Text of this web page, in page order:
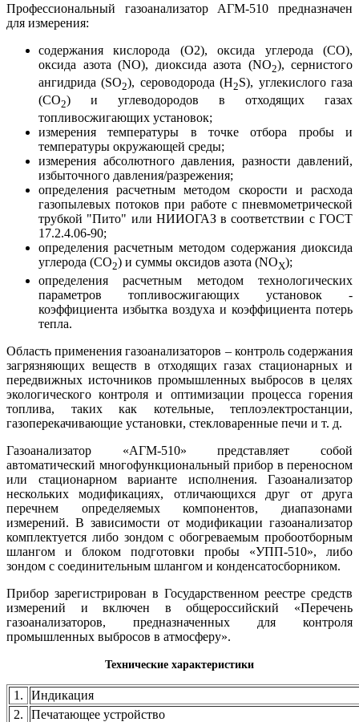
Профессиональный газоанализатор АГМ-510 предназначен
для измерения:
содержания кислорода (О2), оксида углерода (СО),
оксида азота (NO), диоксида азота (NO2), сернистого
ангидрида (SO2), сероводорода (Н2S), углекислого газа
(CO2) и углеводородов в отходящих газах
топливосжигающих установок;
измерения температуры в точке отбора пробы и
температуры окружающей среды;
измерения абсолютного давления, разности давлений,
избыточного давления/разрежения;
определения расчетным методом скорости и расхода
газопылевых потоков при работе с пневмометрической
трубкой "Пито" или НИИОГАЗ в соответствии с ГОСТ
17.2.4.06-90;
определения расчетным методом содержания диоксида
углерода (СО2) и суммы оксидов азота (NOX);
определения расчетным методом технологических
параметров топливосжигающих установок -
коэффициента избытка воздуха и коэффициента потерь
тепла.
Область применения газоанализаторов – контроль содержания
загрязняющих веществ в отходящих газах стационарных и
передвижных источников промышленных выбросов в целях
экологического контроля и оптимизации процесса горения
топлива, таких как котельные, теплоэлектростанции,
газоперекачивающие установки, стекловаренные печи и т. д.
Газоанализатор «АГМ-510» представляет собой
автоматический многофункциональный прибор в переносном
или стационарном варианте исполнения. Газоанализатор
нескольких модификациях, отличающихся друг от друга
перечнем определяемых компонентов, диапазонами
измерений. В зависимости от модификации газоанализатор
комплектуется либо зондом с обогреваемым пробоотборным
шлангом и блоком подготовки пробы «УПП-510», либо
зондом с соединительным шлангом и конденсатосборником.
Прибор зарегистрирован в Государственном реестре средств
измерений и включен в общероссийский «Перечень
газоанализаторов, предназначенных для контроля
промышленных выбросов в атмосферу».
Технические характеристики
1.
Индикация
2.
Печатающее устройство